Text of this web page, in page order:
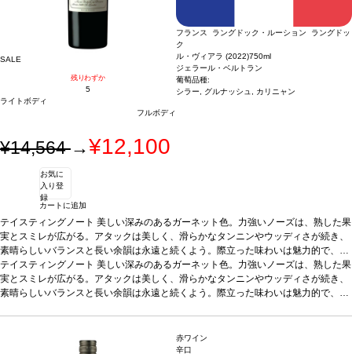
た、至極の1本です。複雑な香りと滑らかで奥行きのある味わいは、ワインに集中
して飲みたい日にぜひあけてみてください。生産者からも絶対皆好きになってもら
える味わいだよ！と言われたイチオシです。濃厚な味わいがお好きな方や、酸味が
SALE
残りわずか
5
ライトボディ
フルボディ
フランス ラングドック・ルーション ラングドッ
ク
ル・ヴィアラ (2022)750ml
ジェラール・ベルトラン
葡萄品種:
シラー, グルナッシュ, カリニャン
¥14,564→¥12,100
お気に
入り登
録
カートに追加
テイスティングノート 美しい深みのあるガーネット色。力強いノーズは、熟した果
実とスミレが広がる。アタックは美しく、滑らかなタンニンやウッディさが続き、
素晴らしいバランスと長い余韻は永遠と続くよう。際立った味わいは魅力的で、長
い熟成のポテンシャルを予感させる。合う料理グリルした赤肉料理、狩猟肉、上
質なチーズなどと好相性葡萄品種シラー、グルナッシュ、カリニャン*本ヴィンテ
ージが在庫切れの場合、在庫があり価格が同様の場合は自動的に次のヴィンテージ
テイスティングノート 美しい深みのあるガーネット色。力強いノーズは、熟した果
実とスミレが広がる。アタックは美しく、滑らかなタンニンやウッディさが続き、
素晴らしいバランスと長い余韻は永遠と続くよう。際立った味わいは魅力的で、長
ージが在庫切れの場合、在庫があり価格が同様の場合は自動的に次のヴィンテージ
に変更されます、ご了承ください。
赤ワイン
辛口